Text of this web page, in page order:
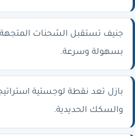
جنيف تستقبل الشحنات المتجهة
بسهولة وسرعة.
بازل تعد نقطة لوجستية
والسكك الحديدية.